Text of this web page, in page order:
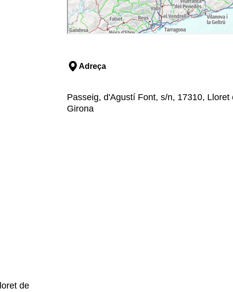
Adreça
Passeig, d'Agustí Font, s/n, 17310,
Girona
de